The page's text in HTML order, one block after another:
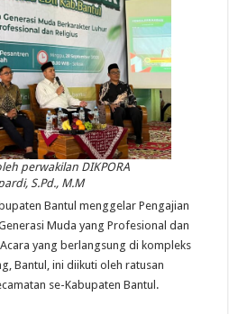
perwakilan DIKPORA
S.Pd., M.M
Bantul menggelar Pengajian
Muda yang Profesional dan
yang berlangsung di kompleks
Bantul, ini diikuti oleh ratusan
se-Kabupaten Bantul.